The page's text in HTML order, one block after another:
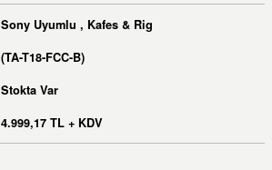
Sony Uyumlu , Kafes & Rig
(TA-T18-FCC-B)
Stokta Var
4.999,17 TL + KDV